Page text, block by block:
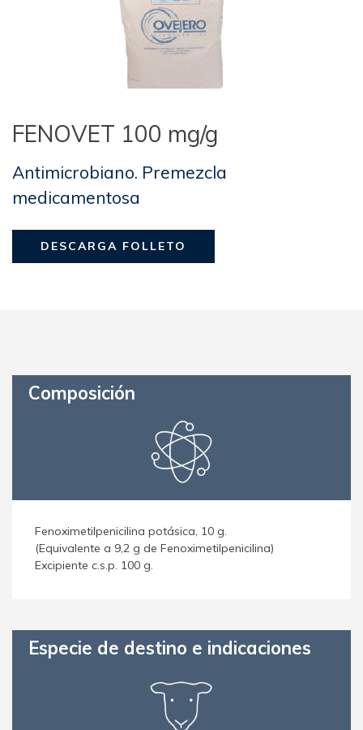
FENOVET 100 mg/g
Antimicrobiano. Premezcla
medicamentosa
DESCARGA FOLLETO
Composición
Fenoximetilpenicilina potásica, 10 g.
(Equivalente a 9,2 g de Fenoximetilpenicilina)
Excipiente c.s.p. 100 g.
Especie de destino e indicaciones